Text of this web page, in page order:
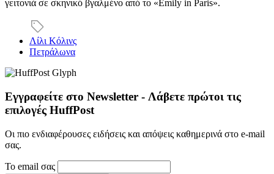
γειτονιά σε σκηνικό βγαλμένο από το «Εmily in Paris».
Λίλι Κόλινς
Πετράλωνα
Εγγραφείτε στο Newsletter - Λάβετε πρώτοι τις
επιλογές HuffPost
Οι πιο ενδιαφέρουσες ειδήσεις και απόψεις καθημερινά στο e-mail
σας.
Το email σας